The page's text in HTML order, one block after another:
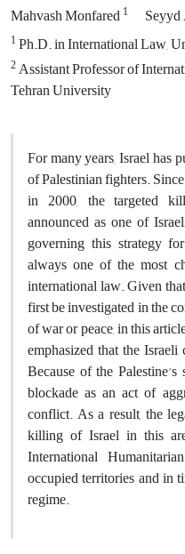
Mahvash Monfared1
1Ph.D. in International Law,
2Assistant Professor of
Tehran University
For many years, Israel has
of Palestinian fighters.
in 2000, the targeted
announced as one of
governing this strategy
always one of the most
international law. Given
first be investigated in the
of war or peace, in this
emphasized that the
Because of the
blockade as an act of
conflict. As a result, the
killing of Israel in this
International
occupied territories and in
regime.